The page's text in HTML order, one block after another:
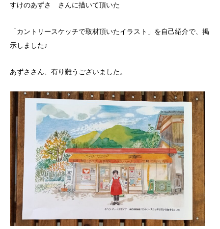
すけのあずさ さんに描いて頂いた
「カントリースケッチで取材頂いたイラスト」を自己紹介で、掲
示しました♪
あずささん、有り難うございました。